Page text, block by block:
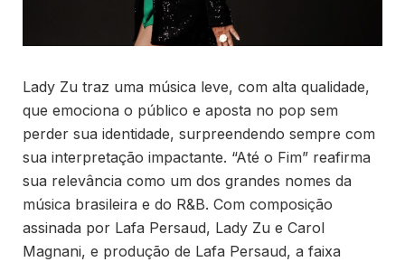
Lady Zu traz uma música leve, com alta qualidade,
que emociona o público e aposta no pop sem
perder sua identidade, surpreendendo sempre com
sua interpretação impactante. “Até o Fim” reafirma
sua relevância como um dos grandes nomes da
música brasileira e do R&B. Com composição
assinada por Lafa Persaud, Lady Zu e Carol
Magnani, e produção de Lafa Persaud, a faixa